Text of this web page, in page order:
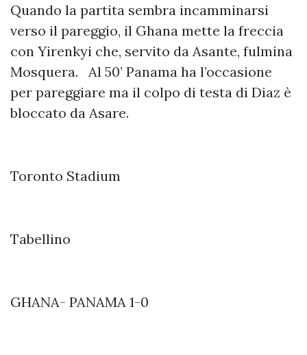
Quando la partita sembra incamminarsi
verso il pareggio, il Ghana mette la freccia
con Yirenkyi che, servito da Asante, fulmina
Mosquera. Al 50’ Panama ha l’occasione
per pareggiare ma il colpo di testa di Diaz è
bloccato da Asare.
Toronto Stadium
Tabellino
GHANA- PANAMA 1-0